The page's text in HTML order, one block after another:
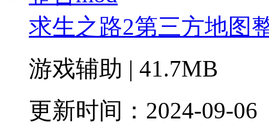
求生之路2第三方地图
游戏辅助 | 41.7MB
更新时间：2024-09-06